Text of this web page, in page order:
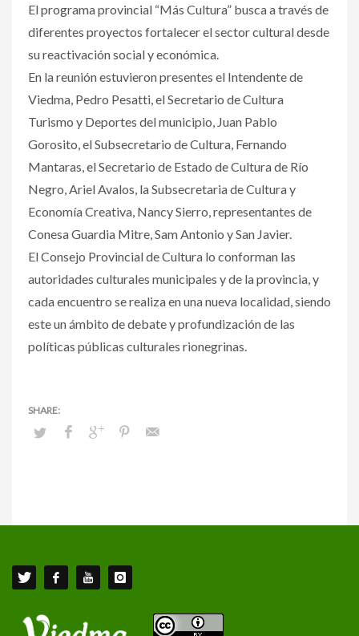
El programa provincial “Más Cultura” busca a través de
diferentes proyectos fortalecer el sector cultural desde
su reactivación social y económica.
En la reunión estuvieron presentes el Intendente de
Viedma, Pedro Pesatti, el Secretario de Cultura
Turismo y Deportes del municipio, Juan Pablo
Gorosito, el Subsecretario de Cultura, Fernando
Mantaras, el Secretario de Estado de Cultura de Río
Negro, Ariel Avalos, la Subsecretaria de Cultura y
Economía Creativa, Nancy Sierro, representantes de
Conesa Guardia Mitre, Sam Antonio y San Javier.
El Consejo Provincial de Cultura lo conforman las
autoridades culturales municipales y de la provincia, y
cada encuentro se realiza en una nueva localidad, siendo
este un ámbito de debate y profundización de las
políticas públicas culturales rionegrinas.